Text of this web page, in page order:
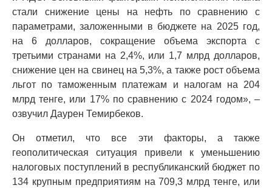
стали снижение цены на нефть по сравнению с
параметрами, заложенными в бюджете на 2025 год,
на 6 долларов, сокращение объема экспорта с
третьими странами на 2,4%, или 1,7 млрд долларов,
снижение цен на свинец на 5,3%, а также рост объема
льгот по таможенным платежам и налогам на 204
млрд тенге, или 17% по сравнению с 2024 годом», –
озвучил Даурен Темирбеков.
Он отметил, что все эти факторы, а также
геополитическая ситуация привели к уменьшению
налоговых поступлений в республиканский бюджет по
134 крупным предприятиям на 709,3 млрд тенге, или